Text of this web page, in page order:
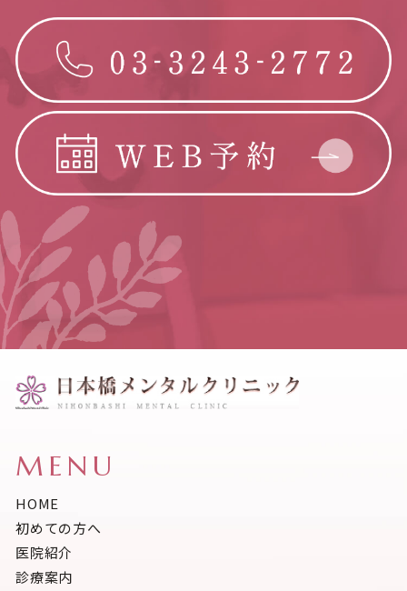
MENU
HOME
初めての方へ
医院紹介
診療案内